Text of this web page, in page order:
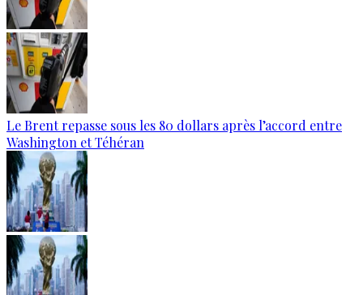
Le Brent repasse sous les 80 dollars après l’accord entre
Washington et Téhéran